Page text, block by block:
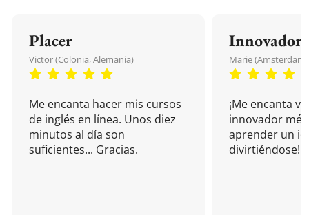
Placer
Victor (Colonia, Alemania)
Me encanta hacer mis cursos
de inglés en línea. Unos diez
minutos al día son
suficientes... Gracias.
Innovador
Marie (Amsterdam,
¡Me encanta
innovador
aprender un
divirtiéndose!